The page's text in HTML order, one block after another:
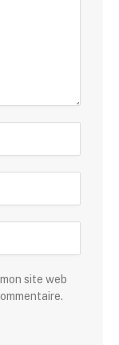
site web